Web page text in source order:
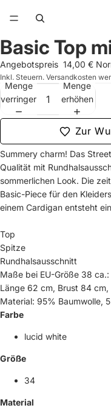
Bild
im
Vollbildmodus
öffnen
Bild
im
Vollbildmodus
öffnen
Bild
im
Vollbildmodus
öffnen
Bild
im
Vollbildmodus
öffnen
Bild
im
Vollbildmodus
öffnen
Bild
im
Vollbildmodus
öffnen
Bild
im
Vollbildmodus
öffnen
Bild
im
Vollbildmodus
öffnen
Bild
im
Vollbildmodus
öffnen
Bild
im
Vollbildmodus
öffnen
Bild
im
Vollbildmodus
öffnen
Bild
im
Vollbildmodus
öffnen
Bild
im
Vollbildmodus
öffnen
Bild
im
Vollbildmodus
öffnen
Basic Top
Angebotspreis 14,00 €
Inkl. Steuern. Versandkosten
Menge
verringern
Menge
erhöhen
Zur
Summery charm! Das
Qualität mit
sommerlichen Look. Die
Basic-Piece für den
einem Cardigan entsteht
Top
Spitze
Rundhalsausschnitt
Maße bei EU-Größe 38 ca.:
Länge 62 cm, Brust 84 cm,
Material: 95% Baumwolle,
Farbe
lucid white
Größe
34
Material